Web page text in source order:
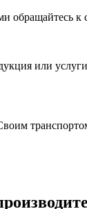
обращайтесь к
или